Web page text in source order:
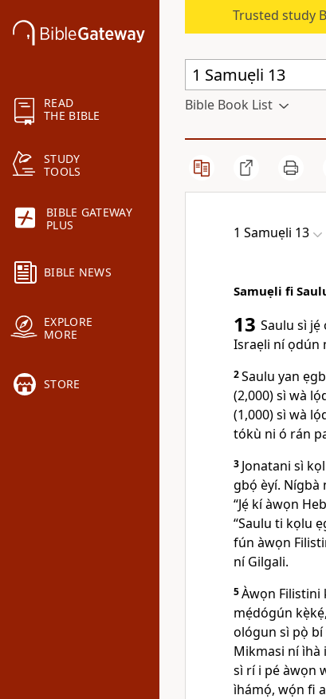
READ
THE BIBLE
STUDY
TOOLS
BIBLE GATEWAY
PLUS
BIBLE NEWS
EXPLORE
MORE
STORE
Trusted study
Bible Book List
1 Samuẹli 13
Samuẹli fi
13 Saulu sì
Israẹli ní ọdún
2Saulu yan
(2,000) sì wà
(1,000) sì wà
tókù ni ó rán
3 Jonatani sì
gbọ́ èyí. Nígbà
“Jẹ́ kí àwọn
“Saulu ti kọlu
fún àwọn
ní Gilgali.
5Àwọn Filistini
mẹ́dógún
ológun sì pọ̀
Mikmasi ní ìhà
sì rí i pé àwọn
ìhámọ́, wọ́n fi